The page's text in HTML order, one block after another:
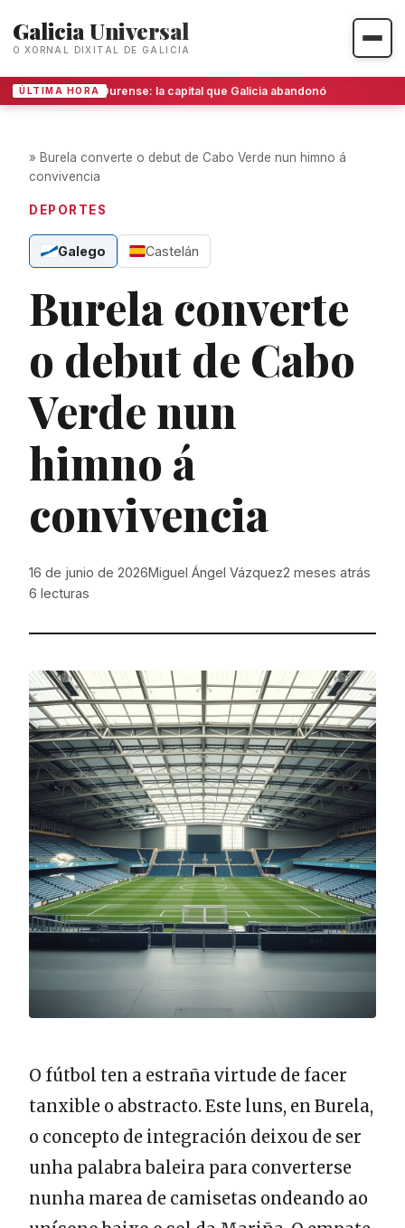
Galicia Universal
O XORNAL DIXITAL DE GALICIA
ÚLTIMA HORAOurense: la capital que Galicia abandonó
» Burela converte o debut de Cabo Verde nun himno á
convivencia
DEPORTES
Galego Castelán
Burela converte
o debut de Cabo
Verde nun
himno á
convivencia
16 de junio de 2026Miguel Ángel Vázquez2 meses atrás
6 lecturas
O fútbol ten a estraña virtude de facer
tanxible o abstracto. Este luns, en Burela,
o concepto de integración deixou de ser
unha palabra baleira para converterse
nunha marea de camisetas ondeando ao